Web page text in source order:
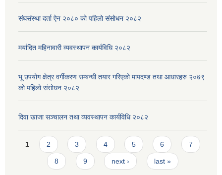
संघसंस्था दर्ता ऐन २०८० को पहिलो संसोधन २०८२
मर्यादित महिनावारी व्यवस्थापन कार्यविधि २०८२
भू उपयोग क्षेत्र वर्गीकरण सम्बन्धी तयार गरिएको मापदण्ड तथा आधारहरु २०७९
को पहिलो संसोधन २०८२
दिवा खाजा सञ्चालन तथा व्यवस्थापन कार्यविधि २०८२
Pages
1 2 3 4 5 6 7
8 9 next › last »